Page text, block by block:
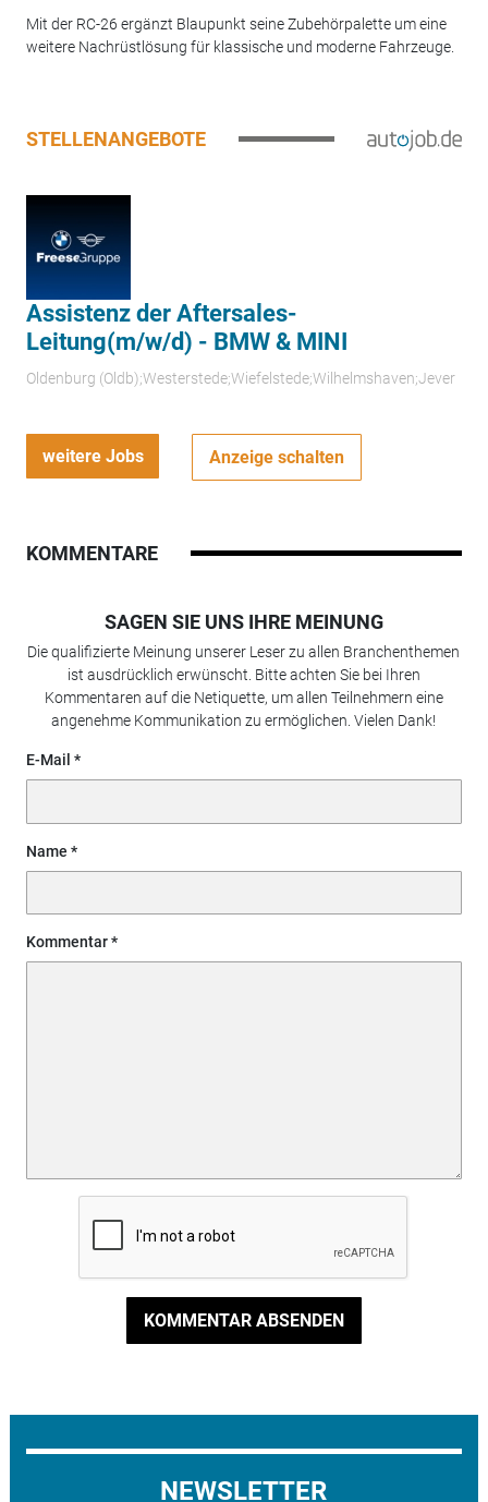
Mit der RC-26 ergänzt Blaupunkt seine Zubehörpalette um eine
weitere Nachrüstlösung für klassische und moderne Fahrzeuge.
STELLENANGEBOTE
Assistenz der Aftersales-
Leitung(m/w/d) - BMW & MINI
Oldenburg (Oldb);Westerstede;Wiefelstede;Wilhelmshaven;Jever
weitere Jobs Anzeige schalten
KOMMENTARE
SAGEN SIE UNS IHRE MEINUNG
Die qualifizierte Meinung unserer Leser zu allen Branchenthemen
ist ausdrücklich erwünscht. Bitte achten Sie bei Ihren
Kommentaren auf die Netiquette, um allen Teilnehmern eine
angenehme Kommunikation zu ermöglichen. Vielen Dank!
E-Mail
Name
Kommentar
KOMMENTAR ABSENDEN
NEWSLETTER